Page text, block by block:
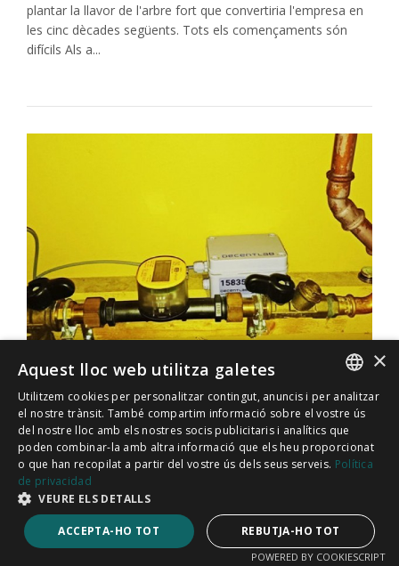
plantar la llavor de l'arbre fort que convertiria l'empresa en
les cinc dècades següents. Tots els començaments són
difícils Als a...
Projecte DiVES: Monitorització de
pressió a planta envasadora d'aigua
01/03/2024
El Projecte DiVES, finançat per la UE al Consorci Chydenius
de la Universitat de Kokkola, en col·laboració amb la
Universitat de Jyväskylä explora els avantatges dels
mètodes de mesurament automatitzats davant dels
SPANISH
CATALÀ
×
Aquest lloc web utilitza galetes
Utilitzem cookies per personalitzar contingut, anuncis i per analitzar
el nostre trànsit. També compartim informació sobre el vostre ús
del nostre lloc amb els nostres socis publicitaris i analítics que
poden combinar-la amb altra informació que els heu proporcionat
o que han recopilat a partir del vostre ús dels seus serveis. Política
de privacidad
VEURE ELS DETALLS
ACCEPTA-HO TOT REBUTJA-HO TOT
POWERED BY COOKIESCRIPT